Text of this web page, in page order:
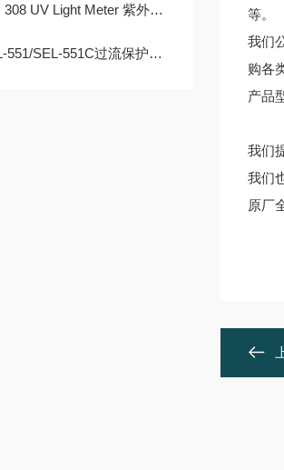
UV Light Meter 紫外光强度测量仪产品介绍
SEL-551C过流保护及自动重合闸继电器专业论文
等。
我们
购各
产品
我们
我们
原厂